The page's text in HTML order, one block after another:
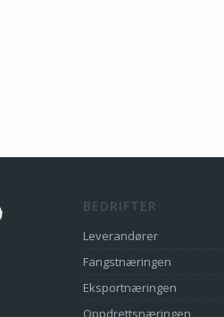
BEDRIFTER
Leverandører
Fangstnæringen
Eksportnæringen
Oppdrettsnæringen